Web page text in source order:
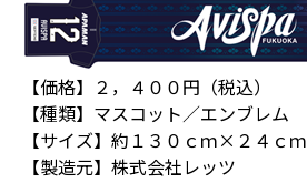
【価格】２，４００円（税込）
【種類】マスコット／エンブレム
【サイズ】約１３０ｃｍ×２４ｃｍ
【製造元】株式会社レッツ